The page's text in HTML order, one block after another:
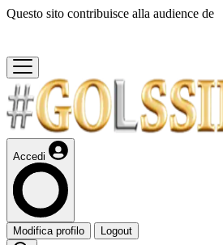
Questo sito contribuisce alla audience de
Accedi
Modifica profilo Logout